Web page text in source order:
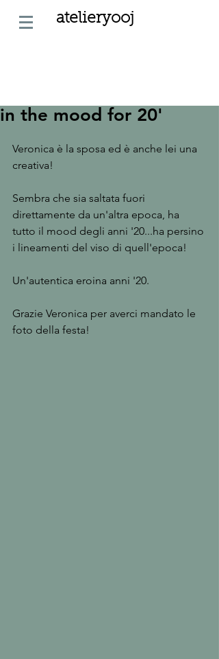
atelieryooj
in the mood for 20'
Veronica è la sposa ed è anche lei una
creativa!
Sembra che sia saltata fuori
direttamente da un'altra epoca, ha
tutto il mood degli anni '20...ha persino
i lineamenti del viso di quell'epoca!
Un'autentica eroina anni '20.
Grazie Veronica per averci mandato le
foto della festa!